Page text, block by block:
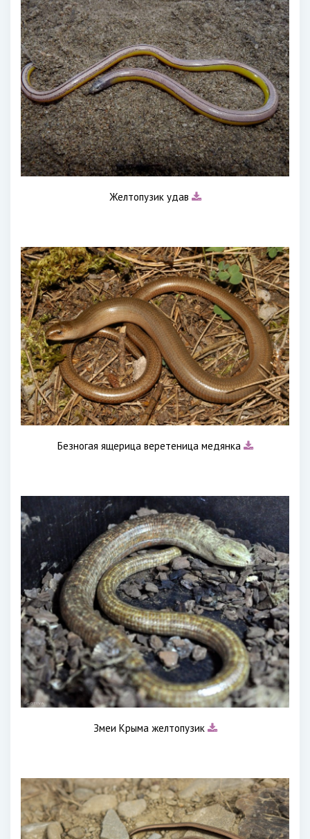
Желтопузик удав
Безногая ящерица веретеница медянка
Змеи Крыма желтопузик